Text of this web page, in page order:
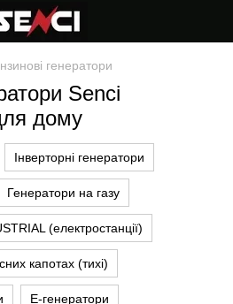
генератори
Senci
дому
Інверторні генератори
Генератори на газу
(електростанції)
капотах (тихі)
Е-генератори